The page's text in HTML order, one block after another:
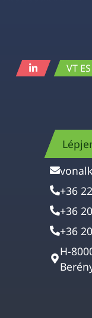
VT ES
+36
+36
+36
H-